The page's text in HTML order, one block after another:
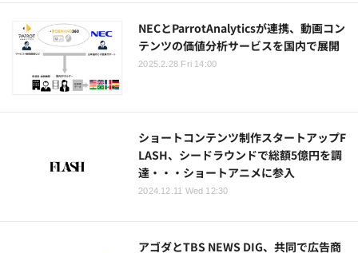
NECとParrotAnalyticsが連携、動画コン
テンツの価値分析サービスを国内で展開
2025.2.28 Fri 14:00
ショートコンテンツ制作スタートアップF
LASH、シードラウンドで総額5億円を調
達・・・ショートアニメに参入
2024.12.11 Wed 12:30
アゴダとTBS NEWS DIG、共同で広告商